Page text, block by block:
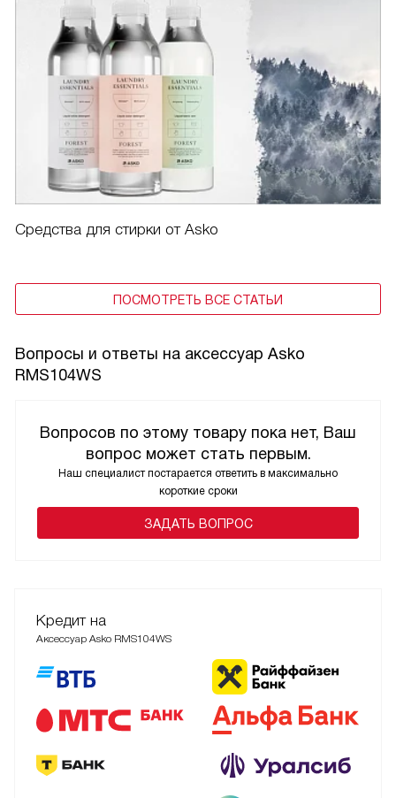
Средства для стирки от Asko
ПОСМОТРЕТЬ ВСЕ СТАТЬИ
Вопросы и ответы на аксессуар Asko
RMS104WS
Вопросов по этому товару пока нет, Ваш
вопрос может стать первым.
Наш специалист постарается ответить в максимально
короткие сроки
ЗАДАТЬ ВОПРОС
Кредит на
Аксессуар Asko RMS104WS